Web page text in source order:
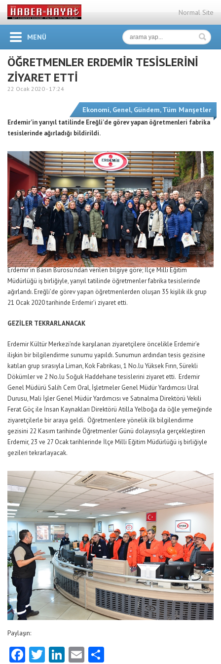
Normal Site
MENÜ
ÖĞRETMENLER ERDEMİR TESİSLERİNİ
ZİYARET ETTİ
22 Ocak 2020 - 17:24
Ekonomi, Genel, Gündem,Tüm Manşetler
Erdemir’in yarıyıl tatilinde Ereğli’de görev yapan öğretmenleri fabrika
tesislerinde ağırladığı bildirildi.
Erdemir’in Basın Bürosu’ndan verilen bilgiye göre; İlçe Milli Eğitim
Müdürlüğü iş birliğiyle, yarıyıl tatilinde öğretmenler fabrika tesislerinde
ağırlandı. Ereğli’de görev yapan öğretmenlerden oluşan 35 kişilik ilk grup
21 Ocak 2020 tarihinde Erdemir’i ziyaret etti.
GEZİLER TEKRARLANACAK
Erdemir Kültür Merkezi’nde karşılanan ziyaretçilere öncelikle Erdemir’e
ilişkin bir bilgilendirme sunumu yapıldı. Sunumun ardından tesis gezisine
katılan grup sırasıyla Liman, Kok Fabrikası, 1 No.lu Yüksek Fırın, Sürekli
Dökümler ve 2 No.lu Soğuk Haddehane tesislerini ziyaret etti. Erdemir
Genel Müdürü Salih Cem Oral, İşletmeler Genel Müdür Yardımcısı Ural
Durusu, Mali İşler Genel Müdür Yardımcısı ve Satınalma Direktörü Vekili
Ferat Göç ile İnsan Kaynakları Direktörü Atilla Yelboğa da öğle yemeğinde
ziyaretçilerle bir araya geldi. Öğretmenlere yönelik ilk bilgilendirme
gezisini 22 Kasım tarihinde Öğretmenler Günü dolayısıyla gerçekleştiren
Erdemir, 23 ve 27 Ocak tarihlerinde İlçe Milli Eğitim Müdürlüğü iş birliğiyle
gezileri tekrarlayacak.
Paylaşın:
Facebook
Twitter
LinkedIn
Email